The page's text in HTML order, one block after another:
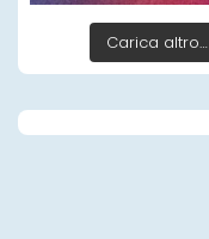
Carica altro…